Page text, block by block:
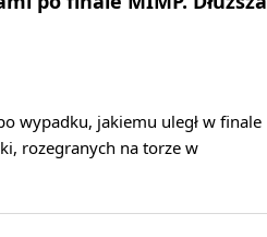
wypadku, jakiemu uległ w finale
rozegranych na torze w